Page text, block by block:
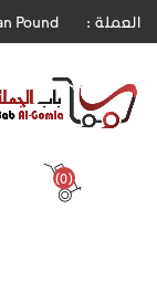
العملة :
(0)